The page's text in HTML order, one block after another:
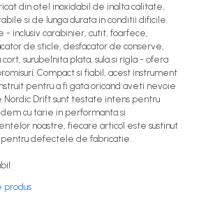
din otel inoxidabil de inalta calitate,
si de lunga durata in conditii dificile.
- inclusiv carabinier, cutit, foarfece,
de sticle, desfacator de conserve,
surubelnita plata, sula si rigla - ofera
Compact si fiabil, acest instrument
pentru a fi gata oricand aveti nevoie
Nordic Drift sunt testate intens pentru
cu tarie in performanta si
noastre, fiecare articol este sustinut
defectele de fabricatie.
produs